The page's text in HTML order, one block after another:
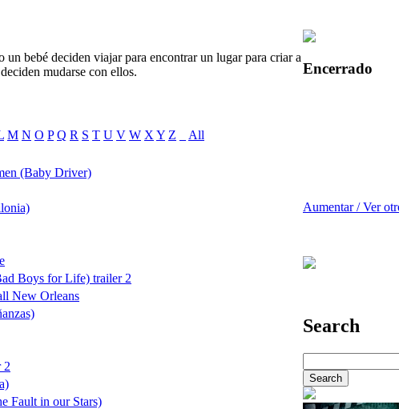
un bebé deciden viajar para encontrar un lugar para criar a
mudarse con ellos.
M N O P Q R S T U V W X Y Z
All
(Baby Driver)
Boys for Life) trailer 2
New Orleans
2
Fault in our Stars)
Encerrado
Aumentar / Ver
Search